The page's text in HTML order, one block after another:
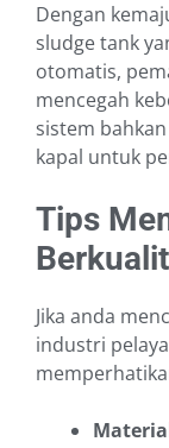
Dengan
sludge tank
otomatis,
mencegah
sistem
kapal untuk
Tips
Jika anda
industri